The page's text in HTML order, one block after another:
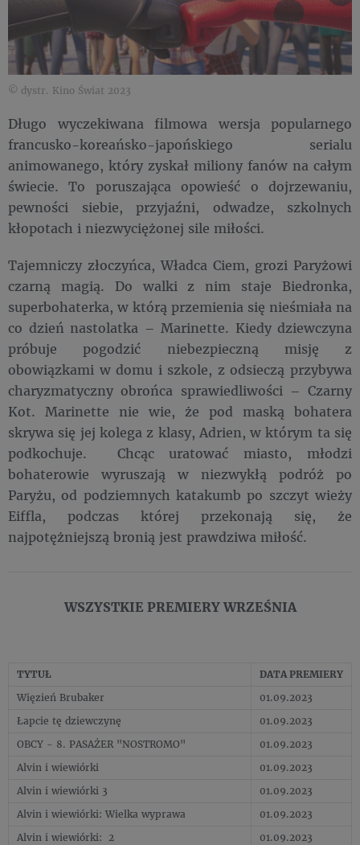
© dystr. Kino Świat 2023
Długo wyczekiwana filmowa wersja popularnego
francusko-koreańsko-japońskiego serialu
animowanego, który zyskał miliony fanów na całym
świecie. To poruszająca opowieść o dojrzewaniu,
pewności siebie, przyjaźni, odwadze, szkolnych
kłopotach i niezwyciężonej sile miłości.
Tajemniczy złoczyńca, Władca Ciem, grozi Paryżowi
czarną magią. Do walki z nim staje Biedronka,
superbohaterka, w którą przemienia się nieśmiała na
co dzień nastolatka – Marinette. Kiedy dziewczyna
próbuje pogodzić niebezpieczną misję z
obowiązkami w domu i szkole, z odsieczą przybywa
charyzmatyczny obrońca sprawiedliwości – Czarny
Kot. Marinette nie wie, że pod maską bohatera
skrywa się jej kolega z klasy, Adrien, w którym ta się
podkochuje. Chcąc uratować miasto, młodzi
bohaterowie wyruszają w niezwykłą podróż po
Paryżu, od podziemnych katakumb po szczyt wieży
Eiffla, podczas której przekonają się, że
najpotężniejszą bronią jest prawdziwa miłość.
WSZYSTKIE PREMIERY WRZEŚNIA
TYTUŁ
DATA PREMIERY
Więzień Brubaker
01.09.2023
Łapcie tę dziewczynę
01.09.2023
OBCY - 8. PASAŻER "NOSTROMO"
01.09.2023
Alvin i wiewiórki
01.09.2023
Alvin i wiewiórki 3
01.09.2023
Alvin i wiewiórki: Wielka wyprawa
01.09.2023
Alvin i wiewiórki: 2
01.09.2023